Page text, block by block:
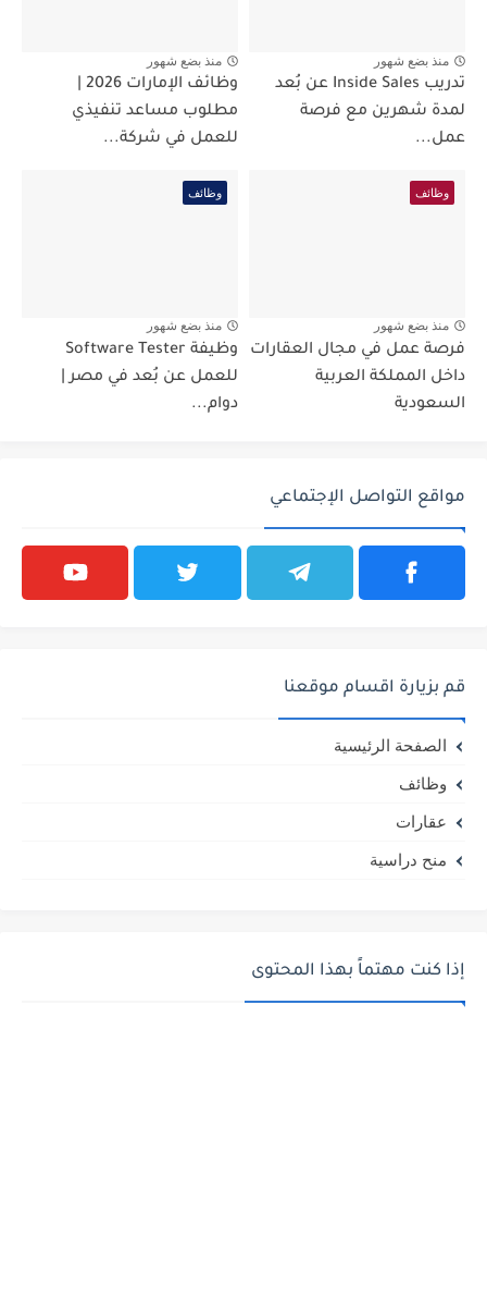
منذ بضع شهور
تدريب Inside Sales عن بُعد
لمدة شهرين مع فرصة
عمل...
منذ بضع شهور
مطلوب مساعد تنفيذي
للعمل في شركة...
وظائف
منذ بضع شهور
فرصة عمل في مجال العقارات
داخل المملكة العربية
السعودية
وظائف
منذ بضع شهور
وظيفة Software Tester
للعمل عن بُعد في مصر |
دوام...
مواقع التواصل الإجتماعي
قم بزيارة اقسام موقعنا
الصفحة الرئيسية
وظائف
عقارات
منح دراسية
إذا كنت مهتماً بهذا المحتوى